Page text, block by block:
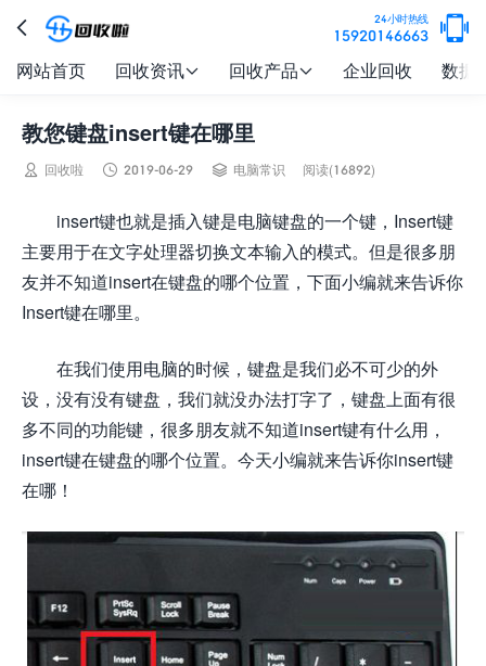
 24小时热线
15920146663 
网站首页 回收资讯 回收产品 企业回收 数据
教您键盘insert键在哪里
 回收啦  2019-06-29  电脑常识 阅读(16892)
insert键也就是插入键是电脑键盘的一个键，Insert键
主要用于在文字处理器切换文本输入的模式。但是很多朋
友并不知道insert在键盘的哪个位置，下面小编就来告诉你
Insert键在哪里。
在我们使用电脑的时候，键盘是我们必不可少的外
设，没有没有键盘，我们就没办法打字了，键盘上面有很
多不同的功能键，很多朋友就不知道insert键有什么用，
insert键在键盘的哪个位置。今天小编就来告诉你insert键
在哪！